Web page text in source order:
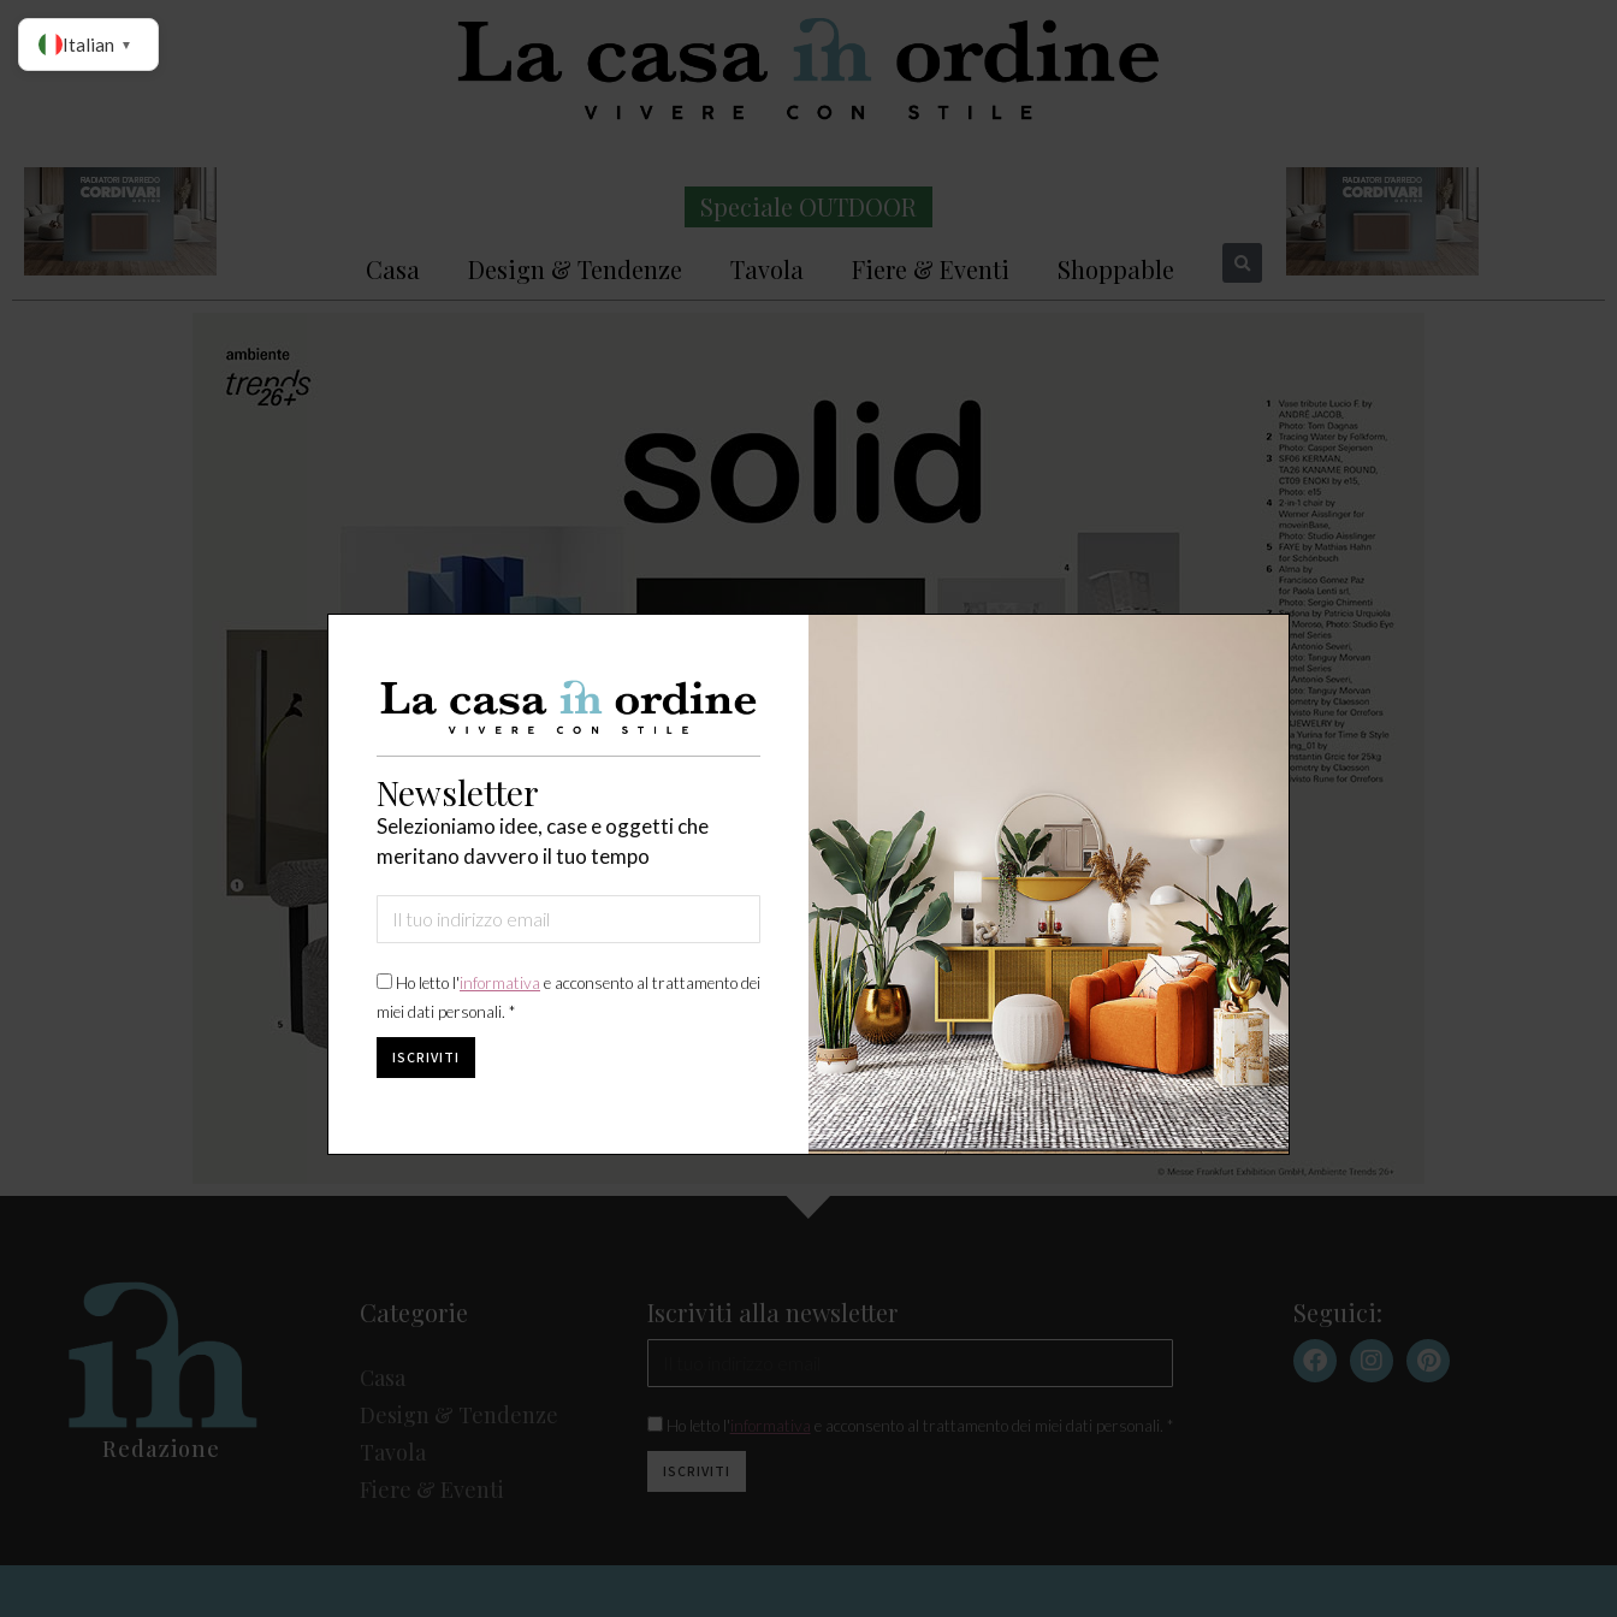
Speciale OUTDOOR
Casa
Design & Tendenze Tavola Fiere & Eventi Shoppable
Redazione
Categorie
Casa
Design & Tendenze
Tavola
Fiere & Eventi
Iscriviti alla newsletter
Ho letto l'informativa e acconsento al trattamento dei miei dati personali. *
Seguici:
Italian ▼
Newsletter
Selezioniamo idee, case e oggetti che
meritano davvero il tuo tempo
Ho letto l'informativa e acconsento al trattamento dei
miei dati personali. *